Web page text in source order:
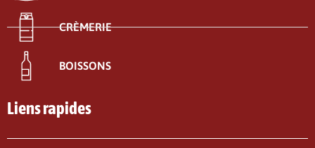
CRÈMERIE
BOISSONS
Liens rapides